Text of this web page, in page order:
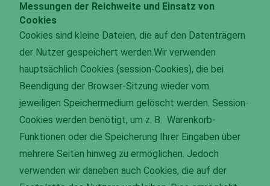
Messungen der Reichweite und Einsatz von
Cookies
Cookies sind kleine Dateien, die auf den Datenträgern
der Nutzer gespeichert werden.Wir verwenden
hauptsächlich Cookies (session-Cookies), die bei
Beendigung der Browser-Sitzung wieder vom
jeweiligen Speichermedium gelöscht werden. Session-
Cookies werden benötigt, um z. B. Warenkorb-
Funktionen oder die Speicherung Ihrer Eingaben über
mehrere Seiten hinweg zu ermöglichen. Jedoch
verwenden wir daneben auch Cookies, die auf der